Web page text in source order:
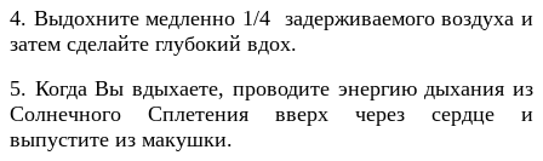
4. Выдохните медленно 1/4 задерживаемого воздуха и
затем сделайте глубокий вдох.
5. Когда Вы вдыхаете, проводите энергию дыхания из
Солнечного Сплетения вверх через сердце и
выпустите из макушки.